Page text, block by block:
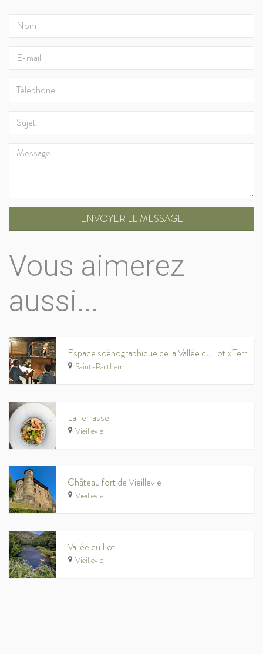
ENVOYER LE MESSAGE
Vous aimerez
aussi...
Espace scénographique de la Vallée du Lot « Terra Olt »
Saint-Parthem
La Terrasse
Vieillevie
Château fort de Vieillevie
Vieillevie
Vallée du Lot
Vieillevie